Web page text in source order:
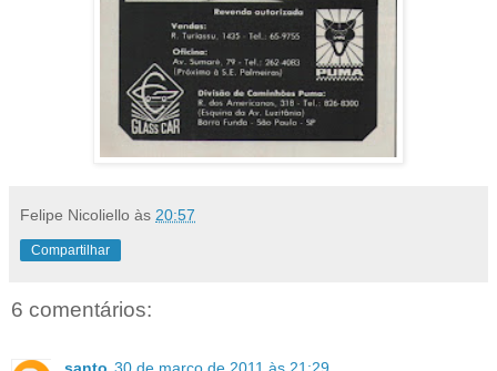
Felipe Nicoliello às 20:57
Compartilhar
6 comentários:
santo 30 de março de 2011 às 21:29